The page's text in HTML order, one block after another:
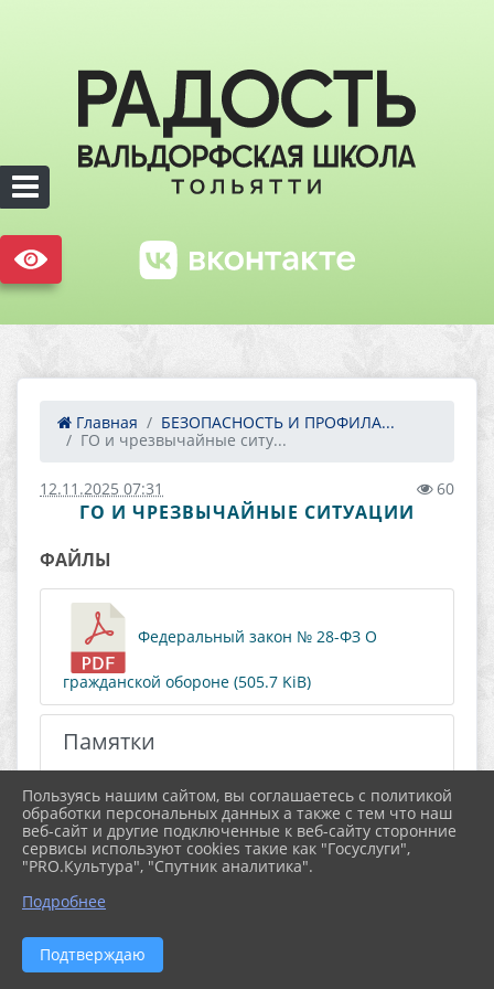
Главная
БЕЗОПАСНОСТЬ И ПРОФИЛА...
ГО и чрезвычайные ситу...
12.11.2025 07:31 60
ГО И ЧРЕЗВЫЧАЙНЫЕ СИТУАЦИИ
ФАЙЛЫ
Федеральный закон № 28-ФЗ О
гражданской обороне (505.7 KiB)
Памятки
Мероприятия
2026 г. shkolasadradost.ru
Пользуясь нашим сайтом, вы соглашаетесь с политикой
обработки персональных данных а также с тем что наш
веб-сайт и другие подключенные к веб-сайту сторонние
сервисы используют cookies такие как "Госуслуги",
"PRO.Культура", "Спутник аналитика".
Подробнее
Подтверждаю